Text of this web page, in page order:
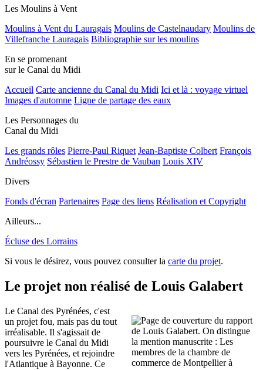
Les Moulins à Vent
Moulins à Vent du Lauragais Moulins de Castelnaudary Moulins de
Villefranche Lauragais Bibliographie sur les moulins
En se promenant
sur le Canal du Midi
Accueil Carte ancienne du Canal du Midi Ici et là : voyage virtuel
Images d'automne Ligne de partage des eaux
Les Personnages du
Canal du Midi
Les grands rôles Pierre-Paul Riquet Jean-Baptiste Colbert François
Andréossy Sébastien le Prestre de Vauban Louis XIV
Divers
Fonds d'écran Partenaires Page des liens Réalisation et Copyright
Ailleurs...
Écluse des Lorrains
Si vous le désirez, vous pouvez consulter la carte du projet.
Le projet non réalisé de Louis Galabert
Le Canal des Pyrénées, c'est
un projet fou, mais pas du tout
irréalisable. Il s'agissait de
poursuivre le Canal du Midi
vers les Pyrénées, et rejoindre
l'Atlantique à Bayonne. Ce